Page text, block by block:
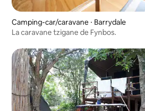
Camping-car/caravane ⋅ Barrydale
La caravane tzigane de Fynbos.